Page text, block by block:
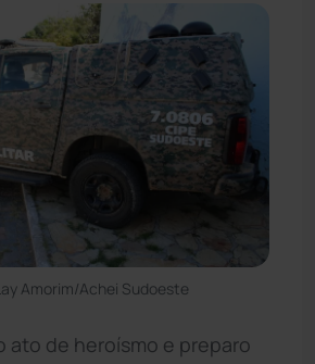
Amorim/Achei Sudoeste
ato de heroísmo e preparo